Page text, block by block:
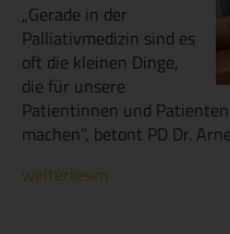
„Gerade in der
Palliativmedizin sind es
oft die kleinen Dinge,
die für unsere
Patientinnen und
machen“, betont PD Dr.
weiterlesen